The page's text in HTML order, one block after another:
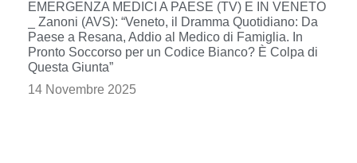
EMERGENZA MEDICI A PAESE (TV) E IN VENETO
_ Zanoni (AVS): “Veneto, il Dramma Quotidiano: Da
Paese a Resana, Addio al Medico di Famiglia. In
Pronto Soccorso per un Codice Bianco? È Colpa di
Questa Giunta”
14 Novembre 2025